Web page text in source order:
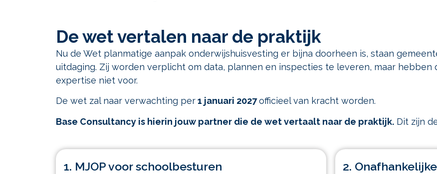
De wet vertalen naar de praktijk
Nu de Wet planmatige aanpak onderwijshuisvesting er bijna doorheen is, staan
uitdaging. Zij worden verplicht om data, plannen en inspecties te leveren, maar
expertise niet voor.
De wet zal naar verwachting per1 januari 2027officieel van kracht worden.
Base Consultancy is hierin jouw partner die de wet vertaalt naar de praktijk. Dit zijn
1. MJOP voor schoolbesturen 2.